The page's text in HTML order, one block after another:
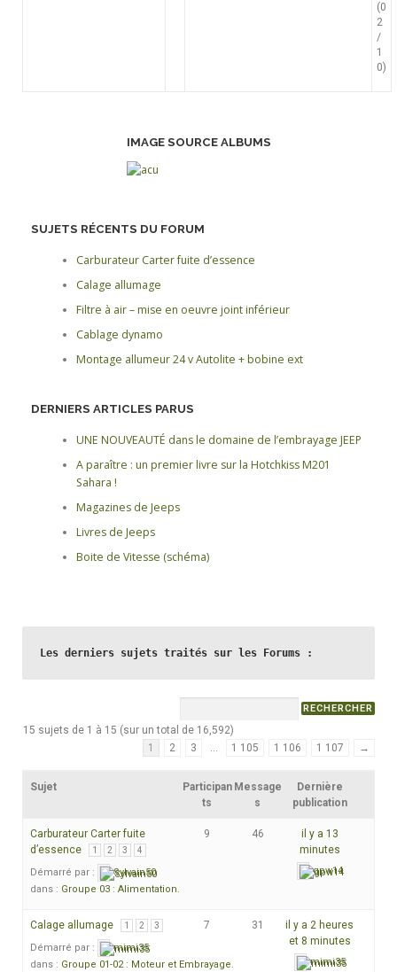
(0
2
/
1
0)
IMAGE SOURCE ALBUMS
SUJETS RÉCENTS DU FORUM
Carburateur Carter fuite d’essence
Calage allumage
Filtre à air – mise en oeuvre joint inférieur
Cablage dynamo
Montage allumeur 24 v Autolite + bobine ext
DERNIERS ARTICLES PARUS
UNE NOUVEAUTÉ dans le domaine de l’embrayage JEEP
A paraître : un premier livre sur la Hotchkiss M201
Sahara !
Magazines de Jeeps
Livres de Jeeps
Boite de Vitesse (schéma)
Les derniers sujets traités sur les Forums :
15 sujets de 1 à 15 (sur un total de 16,592)
1
2 3 … 1 105 1 106 1 107 →
Sujet
Participan
ts
Message
s
Dernière
publication
Carburateur Carter fuite
d’essence
1 2 3 4
Démarré par :
Sylvain50
dans : Groupe 03 : Alimentation.
9 46
il y a 13
minutes
gpw14
Calage allumage 1 2 3
Démarré par :
mimi35
dans : Groupe 01-02 : Moteur et Embrayage.
7 31
il y a 2 heures
et 8 minutes
mimi35